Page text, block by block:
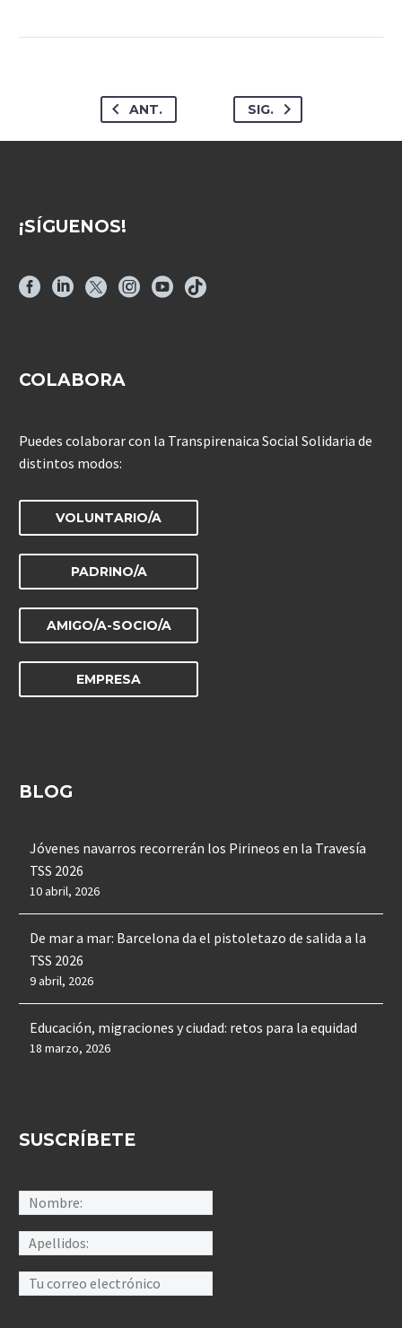
ANT. SIG.
¡SÍGUENOS!
COLABORA
Puedes colaborar con la Transpirenaica Social Solidaria de
distintos modos:
VOLUNTARIO/A
PADRINO/A
AMIGO/A-SOCIO/A
EMPRESA
BLOG
Jóvenes navarros recorrerán los Pirineos en la Travesía
TSS 2026
10 abril, 2026
De mar a mar: Barcelona da el pistoletazo de salida a la
TSS 2026
9 abril, 2026
Educación, migraciones y ciudad: retos para la equidad
18 marzo, 2026
SUSCRÍBETE